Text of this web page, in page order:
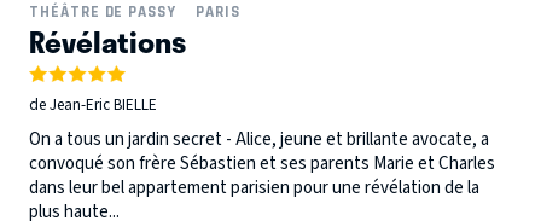
THÉÂTRE DE PASSY
PARIS
Révélations
de Jean-Eric BIELLE
On a tous un jardin secret - Alice, jeune et brillante avocate, a
convoqué son frère Sébastien et ses parents Marie et Charles
dans leur bel appartement parisien pour une révélation de la
plus haute...